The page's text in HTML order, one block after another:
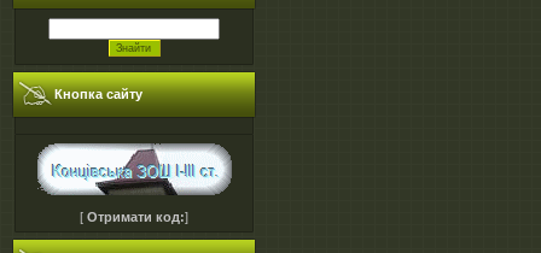
Кнопка сайту
[ Отримати код:]